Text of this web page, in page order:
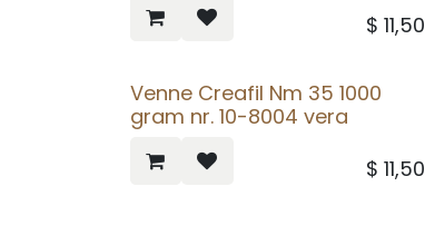
$11,50
Venne Creafil Nm 35 1000
gram nr. 10-8004 vera
$11,50